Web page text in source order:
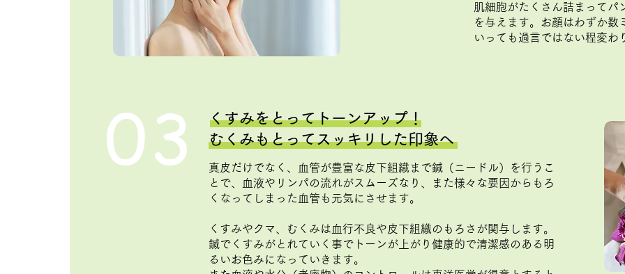
肌細胞がたくさん詰まってパ
を与えます。お顔はわずか数
いっても過言ではない程変わ
03
くすみをとってトーンアップ！
むくみもとってスッキリした印象へ
真皮だけでなく、血管が豊富な皮下組織まで鍼（ニードル）を行うこ
とで、血液やリンパの流れがスムーズなり、また様々な要因からもろ
くなってしまった血管も元気にさせます。
くすみやクマ、むくみは血行不良や皮下組織のもろさが関与します。
鍼でくすみがとれていく事でトーンが上がり健康的で清潔感のある明
るいお色みになっていきます。